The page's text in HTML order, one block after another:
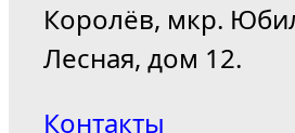
Королёв, мкр.
Лесная, дом 12.
Контакты